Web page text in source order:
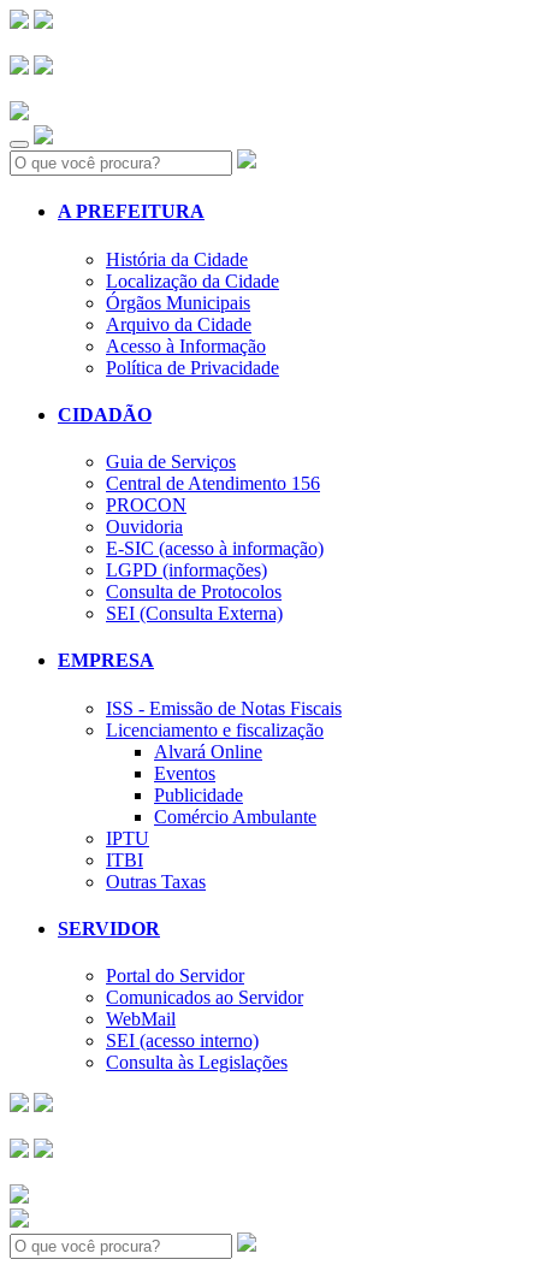
Search:
A PREFEITURA
História da Cidade
Localização da Cidade
Órgãos Municipais
Arquivo da Cidade
Acesso à Informação
Política de Privacidade
CIDADÃO
Guia de Serviços
Central de Atendimento 156
PROCON
Ouvidoria
E-SIC (acesso à informação)
LGPD (informações)
Consulta de Protocolos
SEI (Consulta Externa)
EMPRESA
ISS - Emissão de Notas Fiscais
Licenciamento e fiscalização
Alvará Online
Eventos
Publicidade
Comércio Ambulante
IPTU
ITBI
Outras Taxas
SERVIDOR
Portal do Servidor
Comunicados ao Servidor
WebMail
SEI (acesso interno)
Consulta às Legislações
Search: